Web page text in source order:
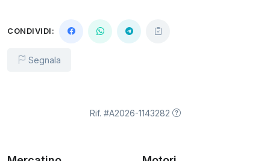
CONDIVIDI:
Segnala
Rif. #A2026-1143282